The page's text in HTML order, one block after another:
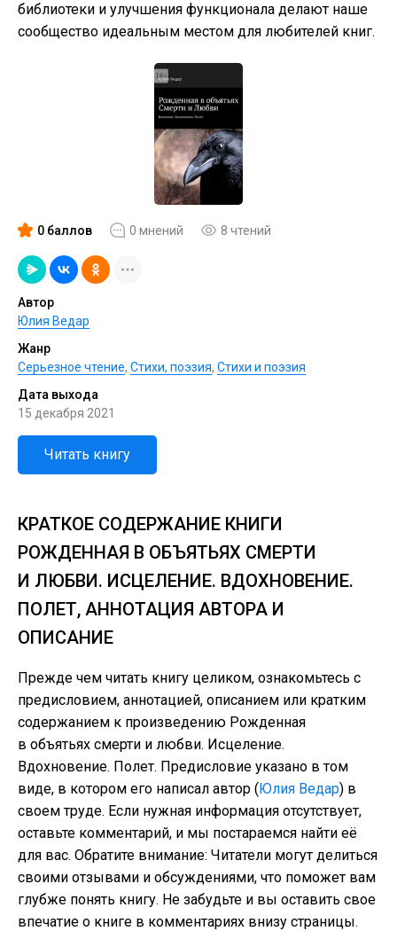
библиотеки и улучшения функционала делают наше
сообщество идеальным местом для любителей книг.
0 баллов 0 мнений 8 чтений
Автор
Юлия Ведар
Жанр
Серьезное чтение, Cтихи, поэзия, Стихи и поэзия
Дата выхода
15 декабря 2021
Читать книгу
КРАТКОЕ СОДЕРЖАНИЕ КНИГИ
РОЖДЕННАЯ В ОБЪЯТЬЯХ СМЕРТИ
И ЛЮБВИ. ИСЦЕЛЕНИЕ. ВДОХНОВЕНИЕ.
ПОЛЕТ, АННОТАЦИЯ АВТОРА И
ОПИСАНИЕ
Прежде чем читать книгу целиком, ознакомьтесь с
предисловием, аннотацией, описанием или кратким
содержанием к произведению Рожденная
в объятьях смерти и любви. Исцеление.
Вдохновение. Полет. Предисловие указано в том
виде, в котором его написал автор (Юлия Ведар) в
своем труде. Если нужная информация отсутствует,
оставьте комментарий, и мы постараемся найти её
для вас. Обратите внимание: Читатели могут делиться
своими отзывами и обсуждениями, что поможет вам
глубже понять книгу. Не забудьте и вы оставить свое
впечатие о книге в комментариях внизу страницы.